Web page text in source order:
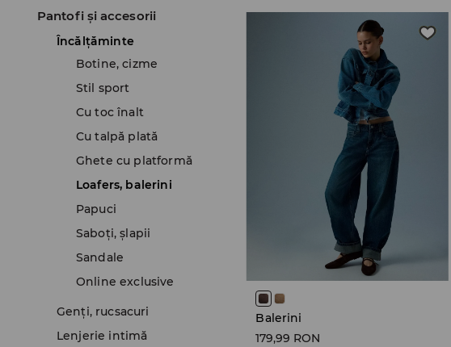
Pantofi și accesorii
Încălţăminte
Botine, cizme
Stil sport
Cu toc înalt
Cu talpă plată
Ghete cu platformă
Loafers, balerini
Papuci
Saboți, șlapii
Sandale
Online exclusive
Genţi, rucsacuri
Lenjerie intimă
Balerini
179,99 RON